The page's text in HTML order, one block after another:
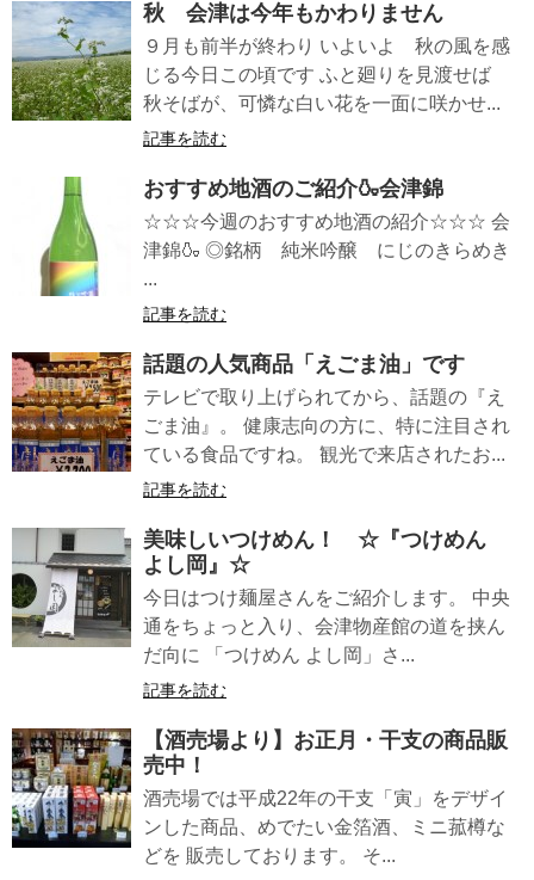
秋 会津は今年もかわりません
９月も前半が終わり いよいよ 秋の風を感
じる今日この頃です ふと廻りを見渡せば
秋そばが、可憐な白い花を一面に咲かせ...
記事を読む
おすすめ地酒のご紹介🍶会津錦
☆☆☆今週のおすすめ地酒の紹介☆☆☆ 会
津錦🍶 ◎銘柄 純米吟醸 にじのきらめき
...
記事を読む
話題の人気商品「えごま油」です
テレビで取り上げられてから、話題の『え
ごま油』。 健康志向の方に、特に注目され
ている食品ですね。 観光で来店されたお...
記事を読む
美味しいつけめん！ ☆『つけめん
よし岡』☆
今日はつけ麺屋さんをご紹介します。 中央
通をちょっと入り、会津物産館の道を挟ん
だ向に 「つけめん よし岡」さ...
記事を読む
【酒売場より】お正月・干支の商品販
売中！
酒売場では平成22年の干支「寅」をデザイ
ンした商品、めでたい金箔酒、ミニ菰樽な
どを 販売しております。 そ...